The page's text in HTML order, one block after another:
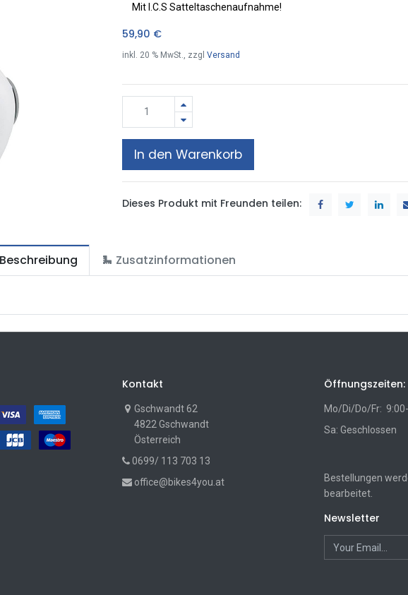
Mit I.C.S Satteltaschenaufnahme!
59,90 €
inkl. 20 % MwSt., zzgl Versand
In den Warenkorb
Dieses Produkt mit Freunden teilen:
Beschreibung Zusatzinformationen
Kontakt
Gschwandt 62
4822 Gschwandt
Österreich
0699/ 113 703 13
office@bikes4you.at
Öffnungszeiten:
Mo/Di/Do/Fr:
Sa: Geschlossen
Bestellungen
bearbeitet.
Newsletter